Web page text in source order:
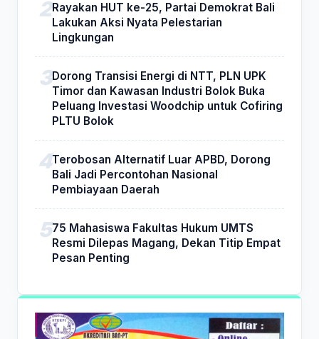
Rayakan HUT ke-25, Partai Demokrat Bali
Lakukan Aksi Nyata Pelestarian
Lingkungan
Dorong Transisi Energi di NTT, PLN UPK
Timor dan Kawasan Industri Bolok Buka
Peluang Investasi Woodchip untuk Cofiring
PLTU Bolok
Terobosan Alternatif Luar APBD, Dorong
Bali Jadi Percontohan Nasional
Pembiayaan Daerah
75 Mahasiswa Fakultas Hukum UMTS
Resmi Dilepas Magang, Dekan Titip Empat
Pesan Penting